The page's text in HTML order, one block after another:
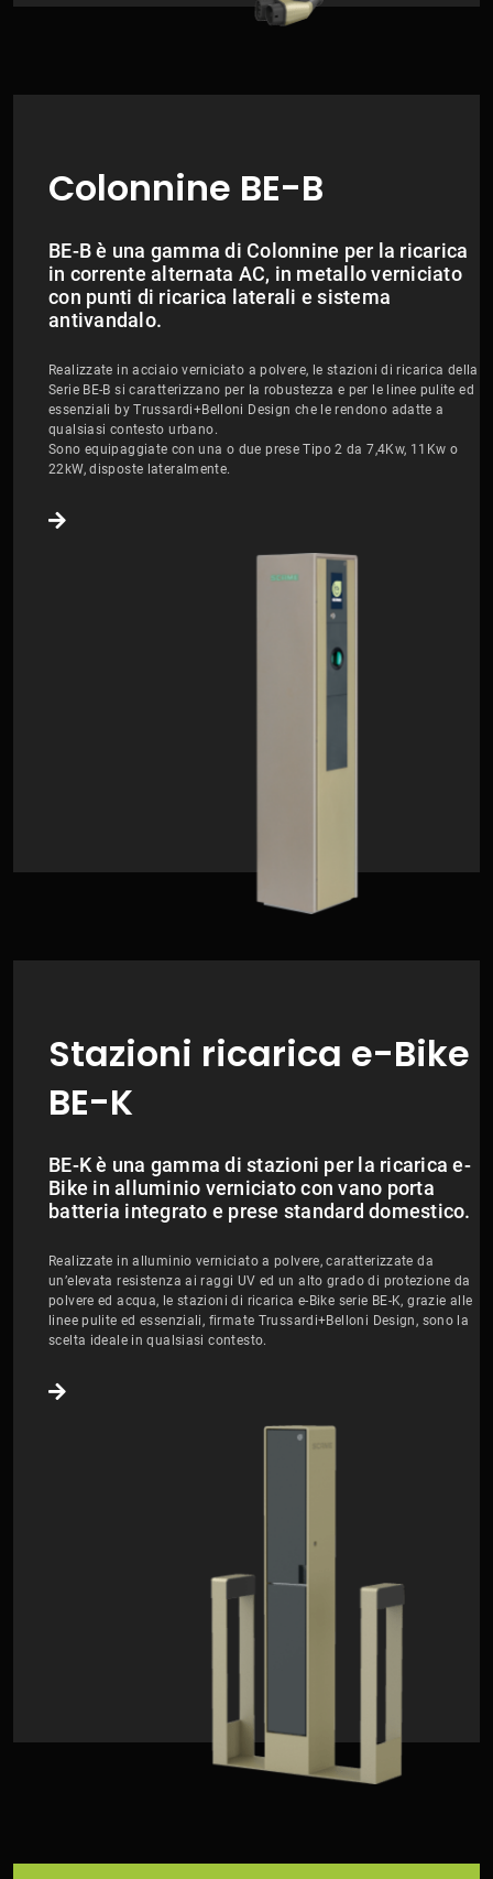
Colonnine BE-B
BE-B è una gamma di Colonnine per la ricarica
in corrente alternata AC, in metallo verniciato
con punti di ricarica laterali e sistema
antivandalo.
Realizzate in acciaio verniciato a polvere, le stazioni di ricarica della
Serie BE-B si caratterizzano per la robustezza e per le linee pulite ed
essenziali by Trussardi+Belloni Design che le rendono adatte a
qualsiasi contesto urbano.
Sono equipaggiate con una o due prese Tipo 2 da 7,4Kw, 11Kw o
22kW, disposte lateralmente.
Stazioni ricarica e-Bike
BE-K
BE-K è una gamma di stazioni per la ricarica e-
Bike in alluminio verniciato con vano porta
batteria integrato e prese standard domestico.
Realizzate in alluminio verniciato a polvere, caratterizzate da
un’elevata resistenza ai raggi UV ed un alto grado di protezione da
polvere ed acqua, le stazioni di ricarica e-Bike serie BE-K, grazie alle
linee pulite ed essenziali, firmate Trussardi+Belloni Design, sono la
scelta ideale in qualsiasi contesto.